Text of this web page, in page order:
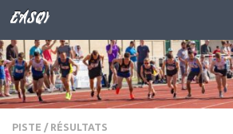
Skip to content
EASQY
PISTE / RÉSULTATS